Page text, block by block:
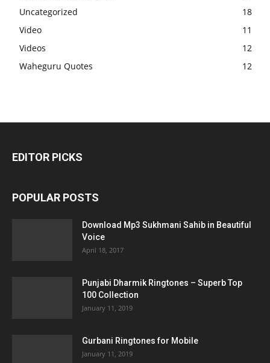
Uncategorized
18
Video
11
Videos
12
Waheguru Quotes
12
EDITOR PICKS
POPULAR POSTS
Download Mp3 Sukhmani Sahib in Beautiful
Voice
April 18, 2017
Punjabi Dharmik Ringtones – Superb Top
100 Collection
January 11, 2019
Gurbani Ringtones for Mobile
January 11, 2019